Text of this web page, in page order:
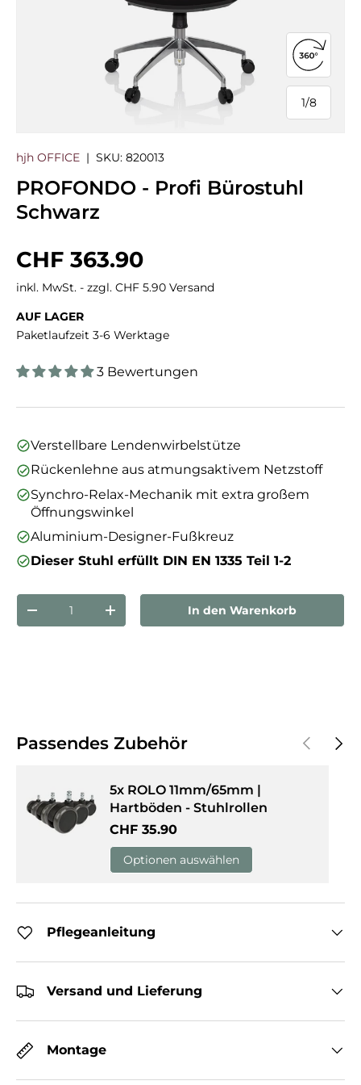
1/
von
8
360°-
hjh OFFICE | SKU: 820013
PROFONDO - Profi Bürostuhl
Schwarz
Normaler Preis
CHF 363.90
inkl. MwSt. - zzgl. CHF 5.90 Versand
AUF LAGER
Paketlaufzeit 3-6 Werktage
3 Bewertungen
Verstellbare Lendenwirbelstütze
Rückenlehne aus atmungsaktivem Netzstoff
Synchro-Relax-Mechanik mit extra großem
Öffnungswinkel
Aluminium-Designer-Fußkreuz
Dieser Stuhl erfüllt DIN EN 1335 Teil 1-2
Anzahl
Menge verringernMenge erhöhenIn den Warenkorb
Passendes Zubehör Vorherige
5x ROLO 11mm/65mm |
Hartböden - Stuhlrollen
Normaler Preis
CHF 35.90
Optionen auswählen
Pflegeanleitung
Versand und Lieferung
Montage